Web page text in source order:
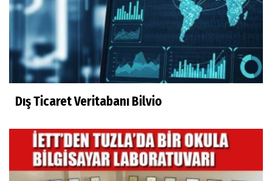
Dış Ticaret Veritabanı Bilvio